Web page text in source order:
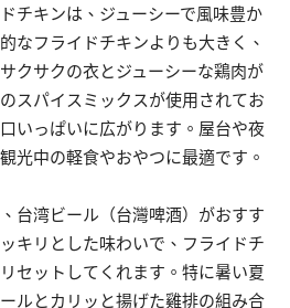
チキンは、ジューシーで風味豊か
なフライドチキンよりも大きく、
クサクの衣とジューシーな鶏肉が
スパイスミックスが使用されてお
いっぱいに広がります。屋台や夜
光中の軽食やおやつに最適です。
台湾ビール（台灣啤酒）がおすす
キリとした味わいで、フライドチ
セットしてくれます。特に暑い夏
ルとカリッと揚げた雞排の組み合